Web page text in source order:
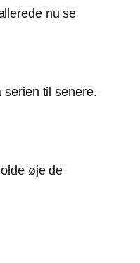
nu se
serien til senere.
øje de